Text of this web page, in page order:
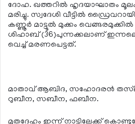
ദോഹ. ഖത്തറില്‍ ഹൃദയാഘാതം
മരിച്ചു. സ്വദേശി വീട്ടില്‍
കണ്ണൂര്‍ മാട്ടൂല്‍ മുക്കം
ശിഹാബ് (36)പുന്നക്കലാണ്
വെച്ച് മരണപെട്ടത്.
മാതാവ് ആബിദ, സഹോദരൻ
റുബീന, സബീന, ഫബീന.
മൃതദേഹം ഇന്ന് നാട്ടിലേക്ക്